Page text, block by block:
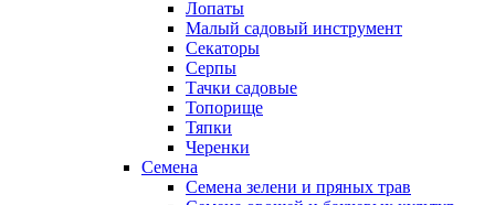
Лопаты
Малый садовый инструмент
Секаторы
Серпы
Тачки садовые
Топорище
Тяпки
Черенки
Семена
Семена зелени и пряных трав